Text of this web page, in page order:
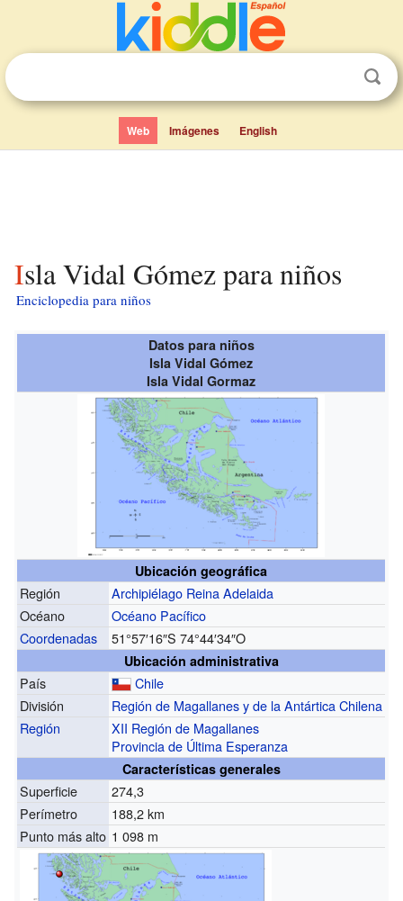
Web Imágenes English
Isla Vidal Gómez para niños
Enciclopedia para niños
Datos para niños
Isla Vidal Gómez
Isla Vidal Gormaz
Ubicación geográfica
Región
Archipiélago Reina Adelaida
Océano
Océano Pacífico
Coordenadas
51°57′16″S 74°44′34″O
Ubicación administrativa
País
Chile
División
Región de Magallanes y de la Antártica Chilena
Región
XII Región de Magallanes
Provincia de Última Esperanza
Características generales
Superficie
274,3
Perímetro
188,2 km
Punto más alto 1 098 m